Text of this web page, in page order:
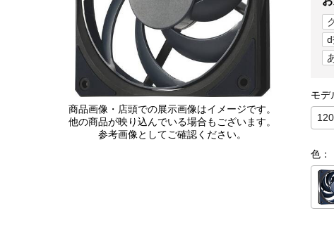
商品画像・店頭での展示画像はイメージです。
他の商品が映り込んでいる場合もございます。
参考画像としてご確認ください。
モデ
色：